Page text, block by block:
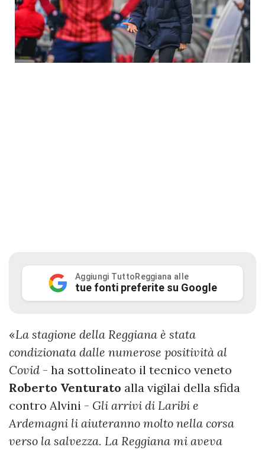
Aggiungi TuttoReggiana alle
tue fonti preferite su Google
«La stagione della Reggiana è stata
condizionata dalle numerose positività al
Covid - ha sottolineato il tecnico veneto
Roberto Venturato alla vigilai della sfida
contro Alvini - Gli arrivi di Laribi e
Ardemagni li aiuteranno molto nella corsa
verso la salvezza. La Reggiana mi aveva